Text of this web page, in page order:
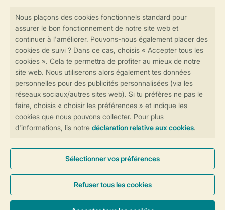
Plus d’infos et préférences
Réservations en ligne rapides et sécurisées
Transmission sécurisée des données
Paiement sécurisé
contactez notreContact Center.
Conditions générales Privée Cookies et bannières